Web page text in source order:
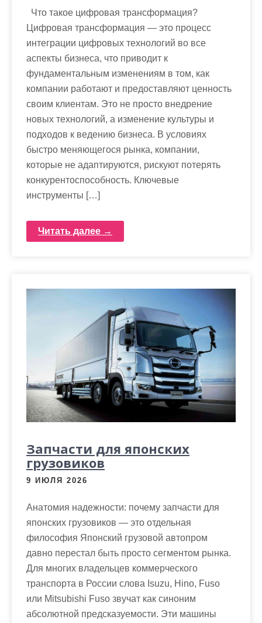
Что такое цифровая трансформация?
Цифровая трансформация — это процесс
интеграции цифровых технологий во все
аспекты бизнеса, что приводит к
фундаментальным изменениям в том, как
компании работают и предоставляют ценность
своим клиентам. Это не просто внедрение
новых технологий, а изменение культуры и
подходов к ведению бизнеса. В условиях
быстро меняющегося рынка, компании,
которые не адаптируются, рискуют потерять
конкурентоспособность. Ключевые
инструменты […]
Читать далее →
Запчасти для японских
грузовиков
9 ИЮЛЯ 2026
Анатомия надежности: почему запчасти для
японских грузовиков — это отдельная
философия Японский грузовой автопром
давно перестал быть просто сегментом рынка.
Для многих владельцев коммерческого
транспорта в России слова Isuzu, Hino, Fuso
или Mitsubishi Fuso звучат как синоним
абсолютной предсказуемости. Эти машины